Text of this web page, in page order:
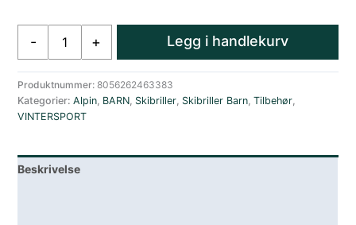
-
Junior
Skibrille
Over
Glasses
Matt
+ Legg i handlekurv
Produktnummer:8056262463383
Kategorier:Alpin, BARN, Skibriller, Skibriller Barn,Tilbehør,
VINTERSPORT
Beskrivelse